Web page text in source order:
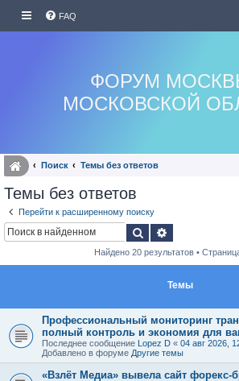
FAQ
ФОРУМ
МОСКОВСКОЙ
Поиск Темы без ответов
Темы без ответов
Перейти к расширенному поиску
Поиск
Найдено 20 результатов •
Темы
Профессиональный мониторинг
полный контроль и экономия для
Последнее сообщение Lopez D « 04 авг 2026,
Добавлено в форуме Другие темы
«Взлёт Медиа» вывела сайт форекс-